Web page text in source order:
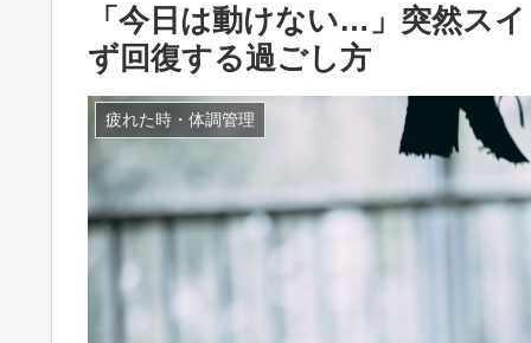
「今日は動けない…」突然ス
ず回復する過ごし方
疲れた時・体調管理